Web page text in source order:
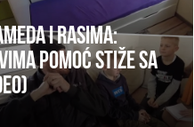
i Rasima:
pomoć stiže sa